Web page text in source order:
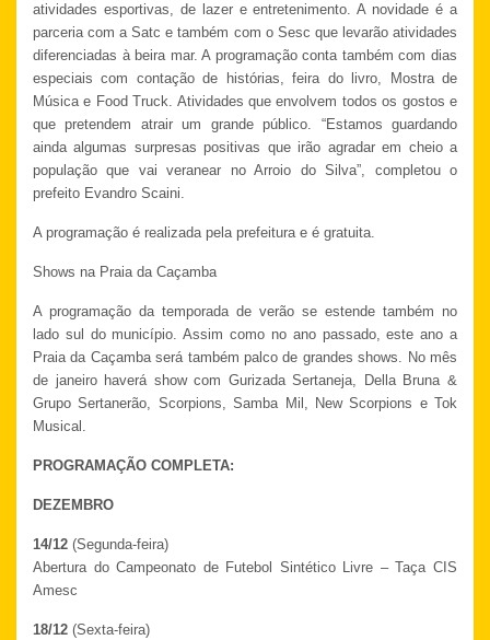
atividades esportivas, de lazer e entretenimento. A novidade é a
parceria com a Satc e também com o Sesc que levarão atividades
diferenciadas à beira mar. A programação conta também com dias
especiais com contação de histórias, feira do livro, Mostra de
Música e Food Truck. Atividades que envolvem todos os gostos e
que pretendem atrair um grande público. “Estamos guardando
ainda algumas surpresas positivas que irão agradar em cheio a
população que vai veranear no Arroio do Silva”, completou o
prefeito Evandro Scaini.
A programação é realizada pela prefeitura e é gratuita.
Shows na Praia da Caçamba
A programação da temporada de verão se estende também no
lado sul do município. Assim como no ano passado, este ano a
Praia da Caçamba será também palco de grandes shows. No mês
de janeiro haverá show com Gurizada Sertaneja, Della Bruna &
Grupo Sertanerão, Scorpions, Samba Mil, New Scorpions e Tok
Musical.
PROGRAMAÇÃO COMPLETA:
DEZEMBRO
14/12 (Segunda-feira)
Abertura do Campeonato de Futebol Sintético Livre – Taça CIS
Amesc
18/12 (Sexta-feira)